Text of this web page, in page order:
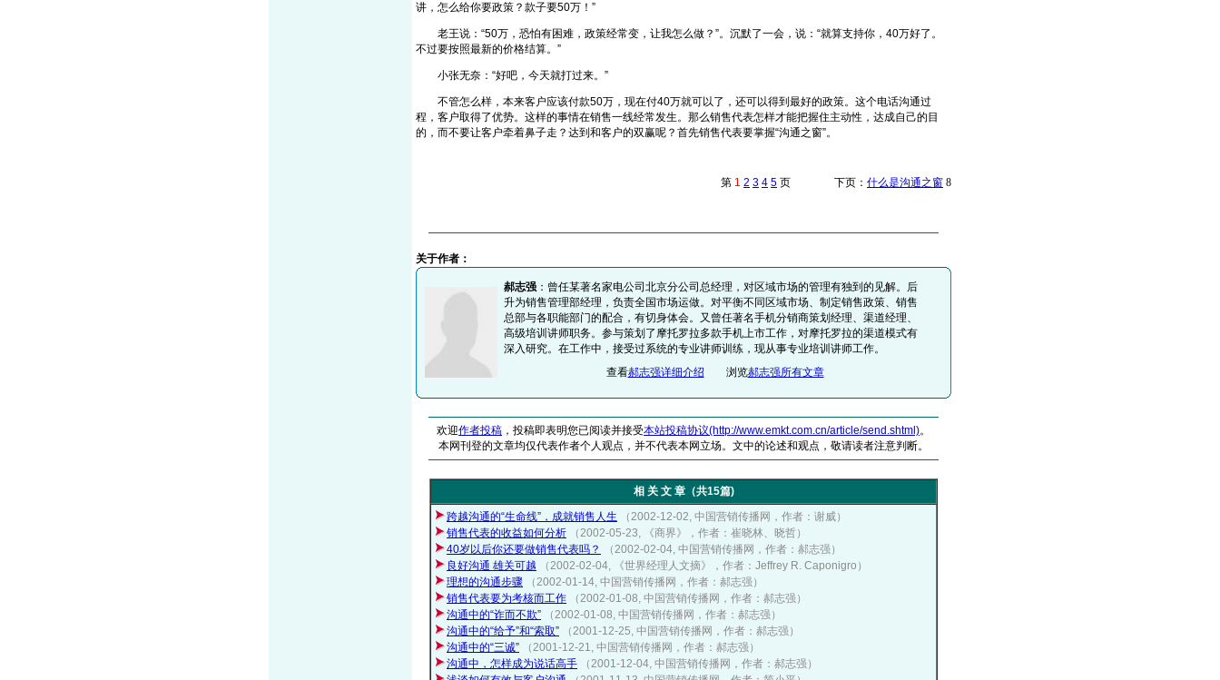
讲，怎么给你要政策？款子要50万！”
老王说：“50万，恐怕有困难，政策经常变，让我怎么做？”。沉默了一会，说：“就算支持你，40万好了。
不过要按照最新的价格结算。”
小张无奈：“好吧，今天就打过来。”
不管怎么样，本来客户应该付款50万，现在付40万就可以了，还可以得到最好的政策。这个电话沟通过
程，客户取得了优势。这样的事情在销售一线经常发生。那么销售代表怎样才能把握住主动性，达成自己的目
的，而不要让客户牵着鼻子走？达到和客户的双赢呢？首先销售代表要掌握“沟通之窗”。
第 1 2 3 4 5 页 下页： 什么是沟通之窗 8
关于作者：
郝志强 ：曾任某著名家电公司北京分公司总经理，对区域市场的管理有独到的见解。后
升为销售管理部经理，负责全国市场运做。对平衡不同区域市场、制定销售政策、销售
总部与各职能部门的配合，有切身体会。又曾任著名手机分销商策划经理、渠道经理、
高级培训讲师职务。参与策划了摩托罗拉多款手机上市工作，对摩托罗拉的渠道模式有
深入研究。在工作中，接受过系统的专业讲师训练，现从事专业培训讲师工作。
查看郝志强详细介绍 浏览郝志强所有文章
欢迎作者投稿 ，投稿即表明您已阅读并接受本站投稿协议(http://www.emkt.com.cn/article/send.shtml)。
本网刊登的文章均仅代表作者个人观点，并不代表本网立场。文中的论述和观点，敬请读者注意判断。
相 关 文 章（共15篇)
跨越沟通的“生命线”，成就销售人生
（2002-12-02, 中国营销传播网，作者：谢威）
销售代表的收益如何分析
（2002-05-23, 《商界》，作者：崔晓林、晓哲）
40岁以后你还要做销售代表吗？
（2002-02-04, 中国营销传播网，作者：郝志强）
良好沟通 雄关可越
（2002-02-04, 《世界经理人文摘》，作者：Jeffrey R. Caponigro）
理想的沟通步骤
（2002-01-14, 中国营销传播网，作者：郝志强）
销售代表要为考核而工作
（2002-01-08, 中国营销传播网，作者：郝志强）
沟通中的“诈而不欺”
（2002-01-08, 中国营销传播网，作者：郝志强）
沟通中的“给予”和“索取”
（2001-12-25, 中国营销传播网，作者：郝志强）
沟通中的“三诚”
（2001-12-21, 中国营销传播网，作者：郝志强）
沟通中，怎样成为说话高手
（2001-12-04, 中国营销传播网，作者：郝志强）